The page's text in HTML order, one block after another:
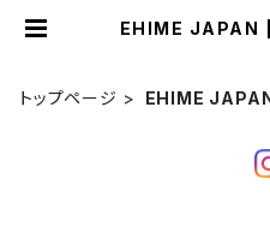
EHIME JAPAN |
トップページ EHIME